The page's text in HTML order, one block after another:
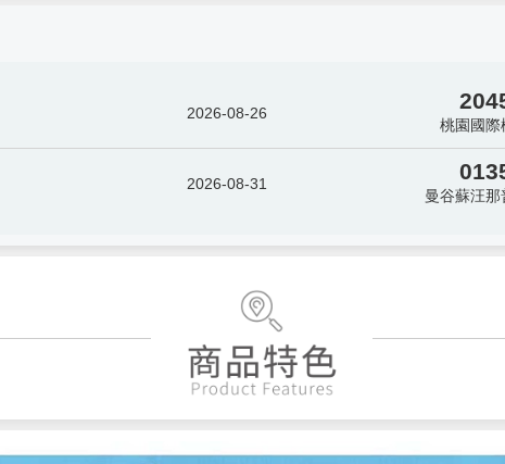
2026-08-26
桃園國際
2026-08-31
曼谷蘇汪那